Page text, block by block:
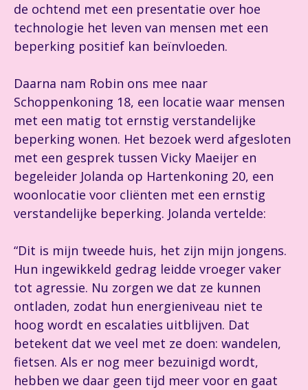
de ochtend met een presentatie over hoe
technologie het leven van mensen met een
beperking positief kan beïnvloeden.
Daarna nam Robin ons mee naar
Schoppenkoning 18, een locatie waar mensen
met een matig tot ernstig verstandelijke
beperking wonen. Het bezoek werd afgesloten
met een gesprek tussen Vicky Maeijer en
begeleider Jolanda op Hartenkoning 20, een
woonlocatie voor cliënten met een ernstig
verstandelijke beperking. Jolanda vertelde:
“Dit is mijn tweede huis, het zijn mijn jongens.
Hun ingewikkeld gedrag leidde vroeger vaker
tot agressie. Nu zorgen we dat ze kunnen
ontladen, zodat hun energieniveau niet te
hoog wordt en escalaties uitblijven. Dat
betekent dat we veel met ze doen: wandelen,
fietsen. Als er nog meer bezuinigd wordt,
hebben we daar geen tijd meer voor en gaat